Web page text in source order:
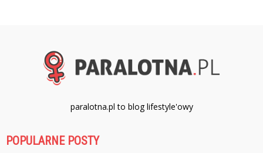
paralotna.pl to blog lifestyle'owy
POPULARNE POSTY